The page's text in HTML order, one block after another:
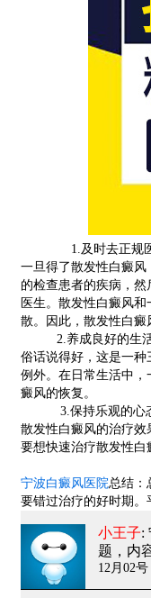
1.及时去正规医
一旦得了散发性白癜
的检查患者的疾病，
医生。散发性白癜风
散。因此，散发性白癜
2.养成良好的生
俗话说得好，这是一
例外。在日常生活中
癜风的恢复。
3.保持乐观的心
散发性白癜风的治疗
要想快速治疗散发性
宁波白癜风医院总结：
要错过治疗的好时期。
小王子:
题，内
12月02号